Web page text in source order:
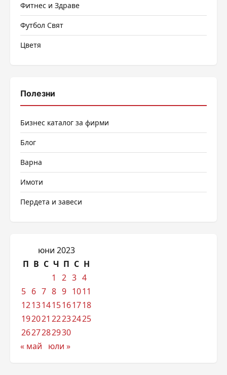
Фитнес и Здраве
Футбол Свят
Цветя
Полезни
Бизнес каталог за фирми
Блог
Варна
Имоти
Пердета и завеси
юни 2023
П В С Ч П С Н
1
2 3 4
5 6 7 8 9 1011
12131415161718
192021 22232425
2627282930
« май
юли »